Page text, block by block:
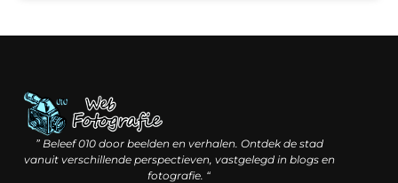
” Beleef 010 door beelden en verhalen. Ontdek de stad
vanuit verschillende perspectieven, vastgelegd in blogs en
fotografie. “